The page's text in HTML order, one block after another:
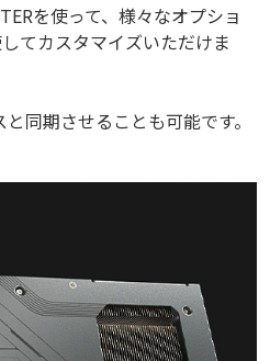
を使って、様々なオプショ
てカスタマイズいただけま
同期させることも可能です。